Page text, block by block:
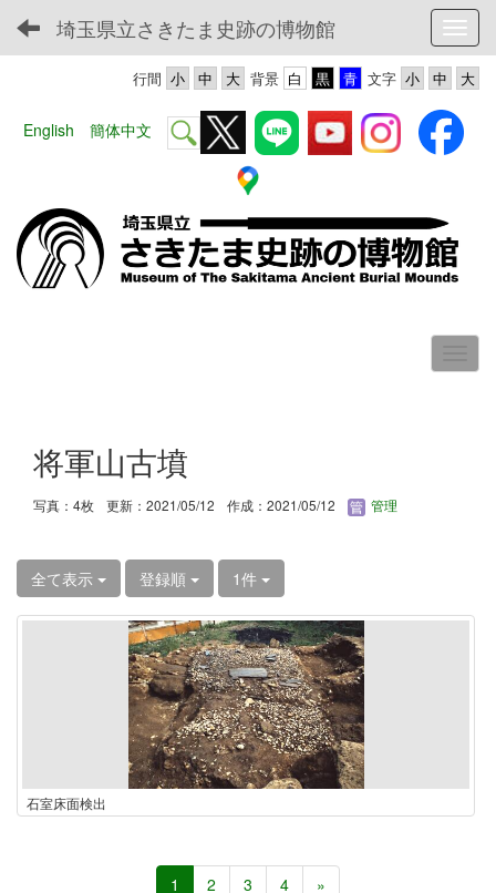
埼玉県立さきたま史跡の博物館
文字
背景
行間
English 簡体中文
将軍山古墳
写真：4枚 更新：2021/05/12 作成：2021/05/12 管理
全て表示 登録順 1件
石室床面検出
1 2 3 4 »